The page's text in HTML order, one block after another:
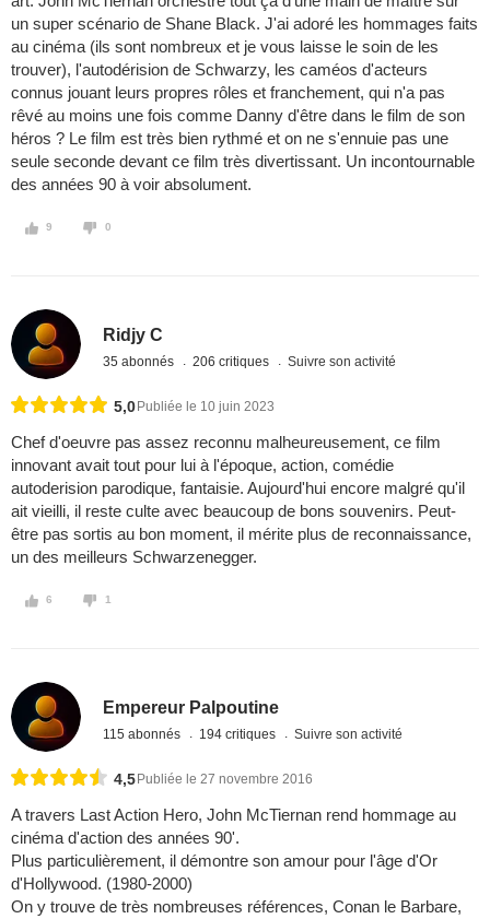
un super scénario de Shane Black. J'ai adoré les hommages faits
au cinéma (ils sont nombreux et je vous laisse le soin de les
trouver), l'autodérision de Schwarzy, les caméos d'acteurs
connus jouant leurs propres rôles et franchement, qui n'a pas
rêvé au moins une fois comme Danny d'être dans le film de son
héros ? Le film est très bien rythmé et on ne s'ennuie pas une
seule seconde devant ce film très divertissant. Un incontournable
des années 90 à voir absolument.
9 0
Ridjy C
35 abonnés 206 critiques Suivre son activité
5,0 Publiée le 10 juin 2023
Chef d'oeuvre pas assez reconnu malheureusement, ce film
innovant avait tout pour lui à l'époque, action, comédie
autoderision parodique, fantaisie. Aujourd'hui encore malgré qu'il
ait vieilli, il reste culte avec beaucoup de bons souvenirs. Peut-
être pas sortis au bon moment, il mérite plus de reconnaissance,
un des meilleurs Schwarzenegger.
6 1
Empereur Palpoutine
115 abonnés 194 critiques Suivre son activité
4,5 Publiée le 27 novembre 2016
A travers Last Action Hero, John McTiernan rend hommage au
cinéma d'action des années 90'.
Plus particulièrement, il démontre son amour pour l'âge d'Or
d'Hollywood. (1980-2000)
On y trouve de très nombreuses références, Conan le Barbare,